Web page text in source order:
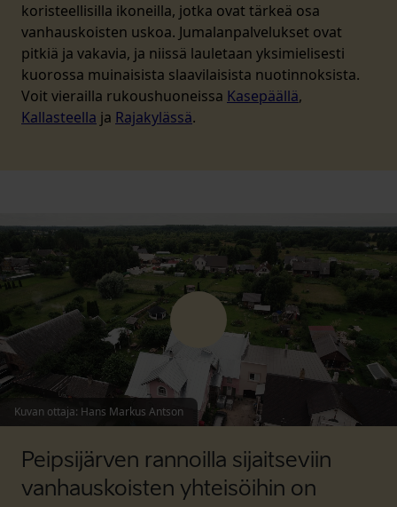
koristeellisilla ikoneilla, jotka ovat tärkeä osa
vanhauskoisten uskoa. Jumalanpalvelukset ovat
pitkiä ja vakavia, ja niissä lauletaan yksimielisesti
kuorossa muinaisista slaavilaisista nuotinnoksista.
Voit vierailla rukoushuoneissa Kasepäällä,
Kallasteella ja Rajakylässä.
Kuvan ottaja: Hans Markus Antson
Peipsijärven rannoilla sijaitseviin
vanhauskoisten yhteisöihin on